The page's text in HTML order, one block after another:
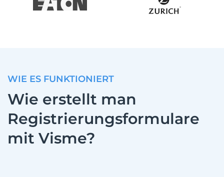
WIE ES FUNKTIONIERT
Wie erstellt man
Registrierungsformulare
mit Visme?